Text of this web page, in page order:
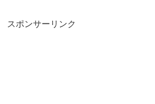
スポンサーリンク